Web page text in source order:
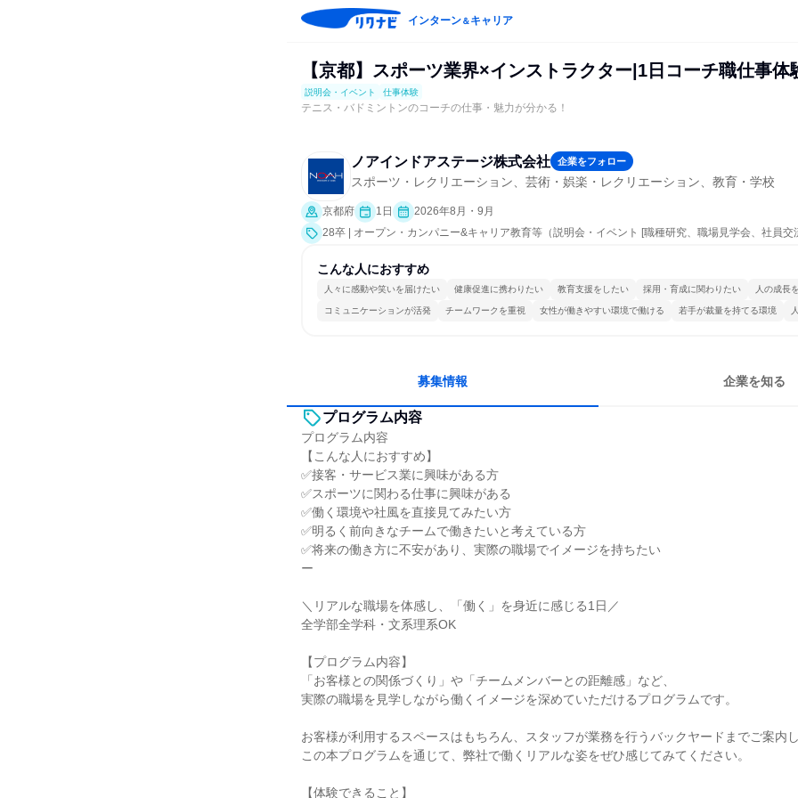
インターン＆キャリア
【京都】スポーツ業界×インストラクター|1日コーチ職仕事体
説明会・イベント 仕事体験
テニス・バドミントンのコーチの仕事・魅力が分かる！
ノアインドアステージ株式会社 企業をフォロー
スポーツ・レクリエーション、芸術・娯楽・レクリエーション、教育・学校
京都府 1日
2026年8月・9月
28卒 | オープン・カンパニー&キャリア教育等（説明会・イベント [職種研究、職場見学会、社員交
こんな人におすすめ
人々に感動や笑いを届けたい 健康促進に携わりたい 教育支援をしたい 採用・育成に関わりたい 人の成長
コミュニケーションが活発 チームワークを重視 女性が働きやすい環境で働ける 若手が裁量を持てる環境
募集情報 企業を知る
プログラム内容
プログラム内容
【こんな人におすすめ】
✅接客・サービス業に興味がある方
✅スポーツに関わる仕事に興味がある
✅働く環境や社風を直接見てみたい方
✅明るく前向きなチームで働きたいと考えている方
✅将来の働き方に不安があり、実際の職場でイメージを持ちたい
ー
＼リアルな職場を体感し、「働く」を身近に感じる1日／
全学部全学科・文系理系OK
【プログラム内容】
「お客様との関係づくり」や「チームメンバーとの距離感」など、
実際の職場を見学しながら働くイメージを深めていただけるプログラムです。
お客様が利用するスペースはもちろん、スタッフが業務を行うバックヤードまでご案内
この本プログラムを通じて、弊社で働くリアルな姿をぜひ感じてみてください。
【体験できること】